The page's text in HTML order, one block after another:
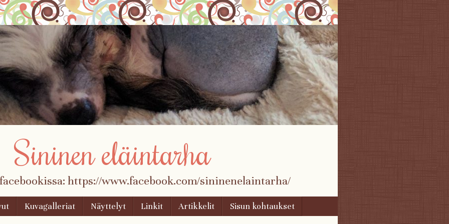
Sininen eläintarha
https://www.facebook.com/sininenelaintarha/
Kuvagalleriat Näyttelyt Linkit Artikkelit Sisun kohtaukset